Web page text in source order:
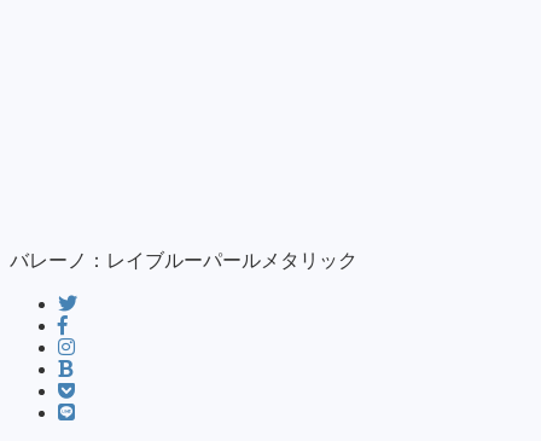
バレーノ：レイブルーパールメタリック